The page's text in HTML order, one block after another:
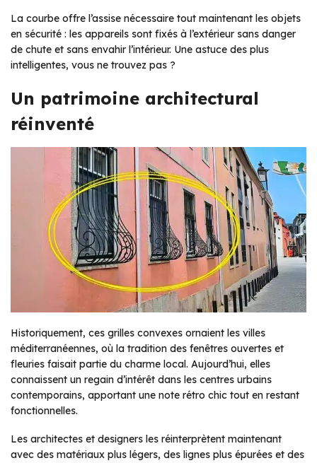
La courbe offre l’assise nécessaire tout maintenant les objets
en sécurité : les appareils sont fixés à l’extérieur sans danger
de chute et sans envahir l’intérieur. Une astuce des plus
intelligentes, vous ne trouvez pas ?
Un patrimoine architectural
réinventé
Historiquement, ces grilles convexes ornaient les villes
méditerranéennes, où la tradition des fenêtres ouvertes et
fleuries faisait partie du charme local. Aujourd’hui, elles
connaissent un regain d’intérêt dans les centres urbains
contemporains, apportant une note rétro chic tout en restant
fonctionnelles.
Les architectes et designers les réinterprètent maintenant
avec des matériaux plus légers, des lignes plus épurées et des